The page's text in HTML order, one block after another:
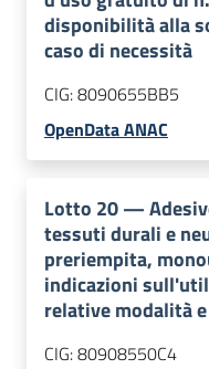
disponibilità alla
caso di necessità
CIG:8090655BB5
OpenData ANAC
Lotto 20—
tessuti durali e
preriempita,
indicazioni
relative modalità
CIG:80908550C4